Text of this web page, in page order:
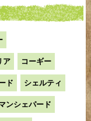
ア コーギー
ド シェルティ
ンシェパード